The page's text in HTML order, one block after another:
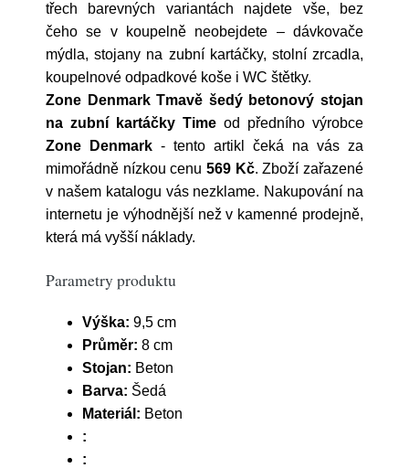
třech barevných variantách najdete vše, bez
čeho se v koupelně neobejdete – dávkovače
mýdla, stojany na zubní kartáčky, stolní zrcadla,
koupelnové odpadkové koše i WC štětky.
Zone Denmark Tmavě šedý betonový stojan
na zubní kartáčky Time od předního výrobce
Zone Denmark - tento artikl čeká na vás za
mimořádně nízkou cenu 569 Kč. Zboží zařazené
v našem katalogu vás nezklame. Nakupování na
internetu je výhodnější než v kamenné prodejně,
která má vyšší náklady.
Parametry produktu
Výška: 9,5 cm
Průměr: 8 cm
Stojan: Beton
Barva: Šedá
Materiál: Beton
:
: